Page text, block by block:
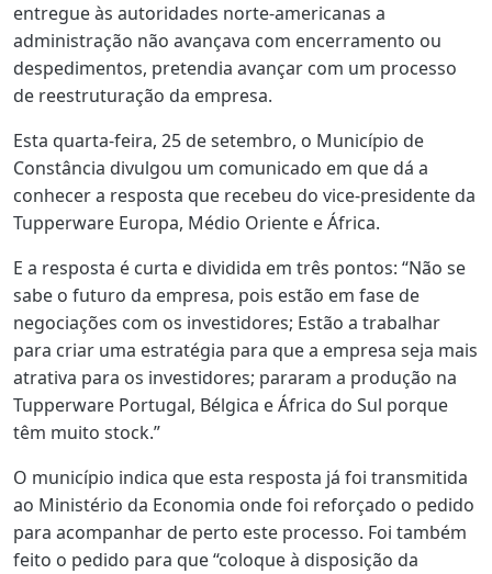
entregue às autoridades norte-americanas a
administração não avançava com encerramento ou
despedimentos, pretendia avançar com um processo
de reestruturação da empresa.
Esta quarta-feira, 25 de setembro, o Município de
Constância divulgou um comunicado em que dá a
conhecer a resposta que recebeu do vice-presidente da
Tupperware Europa, Médio Oriente e África.
E a resposta é curta e dividida em três pontos: “Não se
sabe o futuro da empresa, pois estão em fase de
negociações com os investidores; Estão a trabalhar
para criar uma estratégia para que a empresa seja mais
atrativa para os investidores; pararam a produção na
Tupperware Portugal, Bélgica e África do Sul porque
têm muito stock.”
O município indica que esta resposta já foi transmitida
ao Ministério da Economia onde foi reforçado o pedido
para acompanhar de perto este processo. Foi também
feito o pedido para que “coloque à disposição da